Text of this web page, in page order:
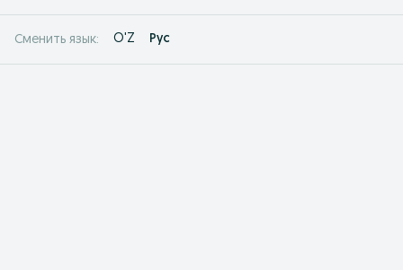
Сменить язык: O'Z Рус